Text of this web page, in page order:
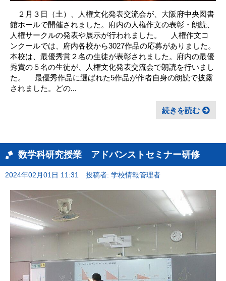
２月３日（土）、人権文化発表交流会が、大阪府中央図書
館ホールで開催されました。府内の人権作文の表彰・朗読、
人権サークルの発表や展示が行われました。 人権作文コ
ンクールでは、府内各校から3027作品の応募がありました。
本校は、最優秀賞２名の生徒が表彰されました。府内の最優
秀賞の５名の生徒が、人権文化発表交流会で朗読を行いまし
た。 最優秀作品に選ばれた5作品が作者自身の朗読で披露
されました。どの...
続きを読む
数学科研究授業 アドバンストセミナー研修
2024年02月01日 11:31 投稿者: 学校情報管理者